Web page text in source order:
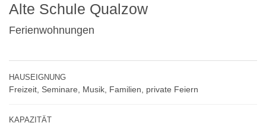
Alte Schule Qualzow
Ferienwohnungen
HAUSEIGNUNG
Freizeit, Seminare, Musik, Familien, private Feiern
KAPAZITÄT